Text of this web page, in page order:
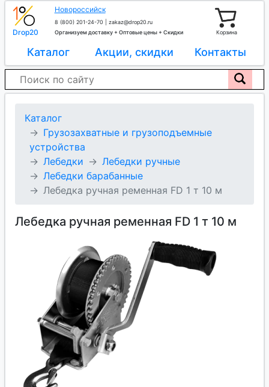
Drop20
Новороссийск
8 (800) 201-24-70
zakaz@drop20.ru
Организуем доставку + Оптовые цены + Скидки
Корзина
Каталог Акции, скидки Контакты
Каталог
Грузозахватные и грузоподъемные
устройства
Лебедки
Лебедки ручные
Лебедки барабанные
Лебедка ручная ременная FD 1 т 10 м
Лебедка ручная ременная FD 1 т 10 м